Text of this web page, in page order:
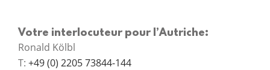
Votre interlocuteur pour l’Autriche:
Ronald Kölbl
T: +49 (0) 2205 73844-144